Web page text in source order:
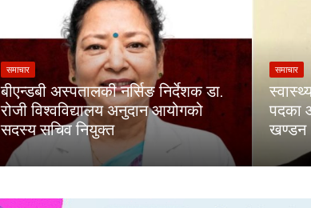
समाचार
बीएन्डबी अस्पतालकी नर्सिङ निर्देशक डा.
रोजी विश्वविद्यालय अनुदान आयोगको
सदस्य सचिव नियुक्त
समाचार
पदका
खण्डन